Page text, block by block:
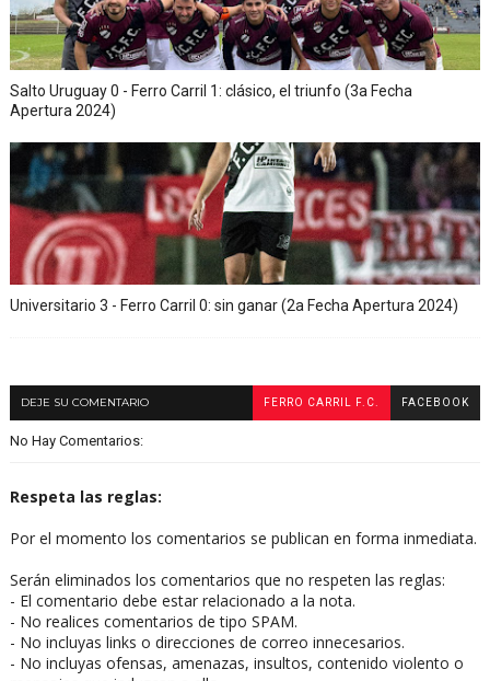
Salto Uruguay 0 - Ferro Carril 1: clásico, el triunfo (3a Fecha
Apertura 2024)
Universitario 3 - Ferro Carril 0: sin ganar (2a Fecha Apertura 2024)
DEJE SU COMENTARIO FERRO CARRIL F.C. FACEBOOK
No Hay Comentarios:
Respeta las reglas:
Por el momento los comentarios se publican en forma inmediata.
Serán eliminados los comentarios que no respeten las reglas:
- El comentario debe estar relacionado a la nota.
- No realices comentarios de tipo SPAM.
- No incluyas links o direcciones de correo innecesarios.
- No incluyas ofensas, amenazas, insultos, contenido violento o